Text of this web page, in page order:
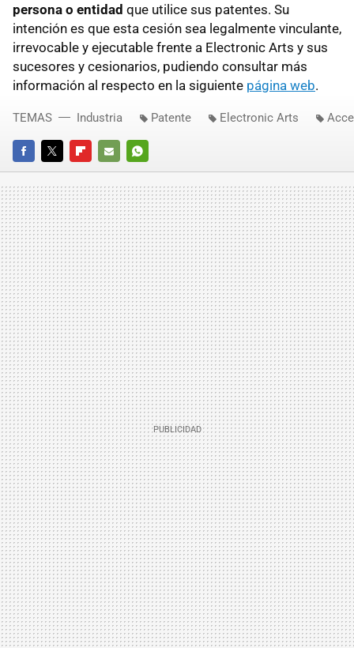
persona o entidad que utilice sus patentes. Su
intención es que esta cesión sea legalmente vinculante,
irrevocable y ejecutable frente a Electronic Arts y sus
sucesores y cesionarios, pudiendo consultar más
información al respecto en la siguiente página web.
FACEBOOKTWITTERFLIPBOARD
E-
MAIL
WHATSAPP
TEMAS Industria Patente Electronic Arts